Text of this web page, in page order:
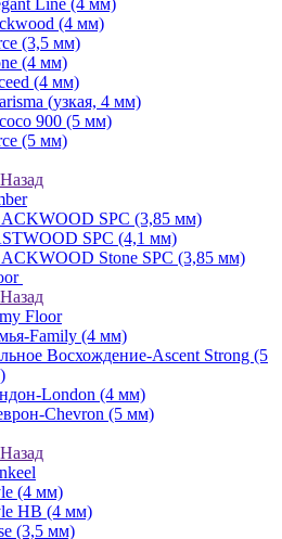
Line (4 мм)
(4 мм)
(3,5 мм)
(4 мм)
(4 мм)
(узкая, 4 мм)
900 (5 мм)
(5 мм)
Назад
SPC (3,85 мм)
SPC (4,1 мм)
Stone SPC (3,85 мм)
Назад
Floor
Family (4 мм)
Восхождение-Ascent Strong (5
London (4 мм)
Chevron (5 мм)
Назад
(4 мм)
HB (4 мм)
(3,5 мм)